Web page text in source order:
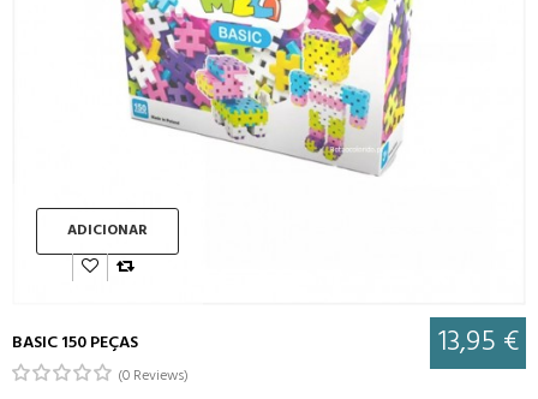
ADICIONAR
BASIC 150 PEÇAS 13,95 €
(0 Reviews)